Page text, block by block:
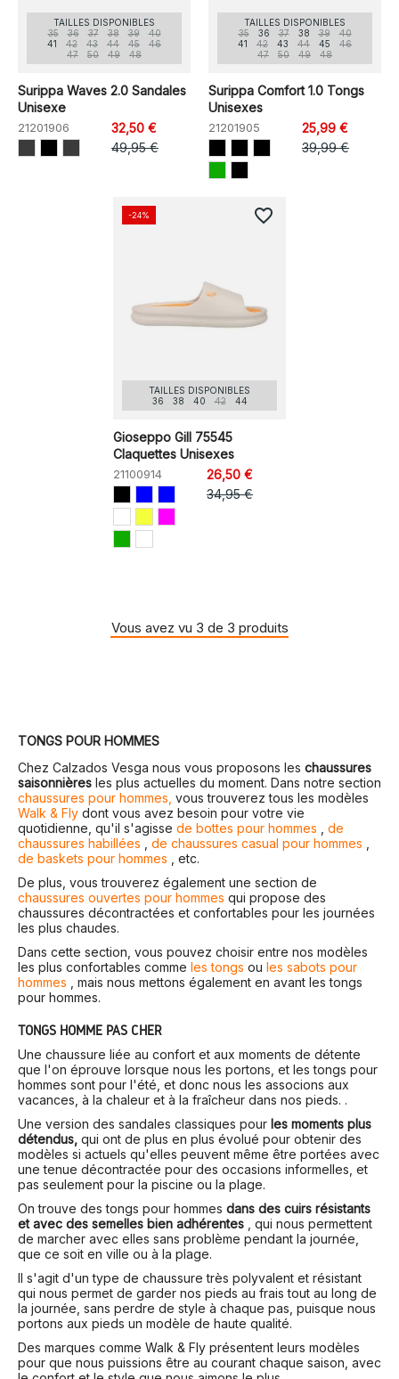
TAILLES DISPONIBLES
35
36 37 38 39
40
41
42 43 44 45
46
47
50 49 48
Surippa Waves 2.0 Sandales
Unisexe
21201906
32,50 €
49,95 €
TAILLES DISPONIBLES
35
36 37 38 39
40
41
42 43 44 45
46
47
50 49 48
Surippa Comfort 1.0 Tongs
Unisexes
21201905
25,99 €
39,99 €
TAILLES DISPONIBLES
36
38 40 42 44
Gioseppo Gill 75545
Claquettes Unisexes
21100914
26,50 €
34,95 €
-24% favorite_border
Vous avez vu 3 de 3 produits
TONGS POUR HOMMES
Chez Calzados Vesga nous vous proposons les chaussures
saisonnières les plus actuelles du moment. Dans notre section
chaussures pour hommes, vous trouverez tous les modèles
Walk & Fly dont vous avez besoin pour votre vie
quotidienne, qu'il s'agisse de bottes pour hommes , de
chaussures habillées , de chaussures casual pour hommes ,
de baskets pour hommes , etc.
De plus, vous trouverez également une section de
chaussures ouvertes pour hommes qui propose des
chaussures décontractées et confortables pour les journées
les plus chaudes.
Dans cette section, vous pouvez choisir entre nos modèles
les plus confortables comme les tongs ou les sabots pour
hommes , mais nous mettons également en avant les tongs
pour hommes.
TONGS HOMME PAS CHER
Une chaussure liée au confort et aux moments de détente
que l'on éprouve lorsque nous les portons, et les tongs pour
hommes sont pour l'été, et donc nous les associons aux
vacances, à la chaleur et à la fraîcheur dans nos pieds. .
Une version des sandales classiques pour les moments plus
détendus, qui ont de plus en plus évolué pour obtenir des
modèles si actuels qu'elles peuvent même être portées avec
une tenue décontractée pour des occasions informelles, et
pas seulement pour la piscine ou la plage.
On trouve des tongs pour hommes dans des cuirs résistants
et avec des semelles bien adhérentes , qui nous permettent
de marcher avec elles sans problème pendant la journée,
que ce soit en ville ou à la plage.
Il s'agit d'un type de chaussure très polyvalent et résistant
qui nous permet de garder nos pieds au frais tout au long de
la journée, sans perdre de style à chaque pas, puisque nous
portons aux pieds un modèle de haute qualité.
Des marques comme Walk & Fly présentent leurs modèles
pour que nous puissions être au courant chaque saison, avec